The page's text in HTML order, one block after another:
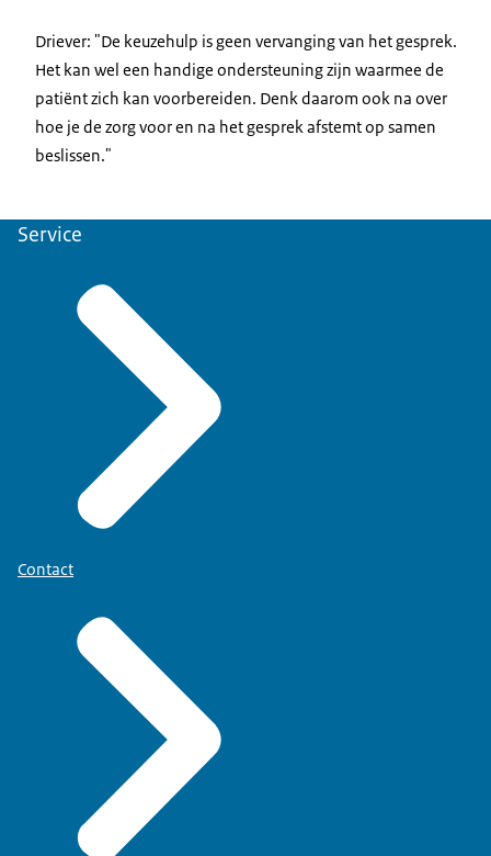
Driever: "De keuzehulp is geen vervanging van het gesprek.
Het kan wel een handige ondersteuning zijn waarmee de
patiënt zich kan voorbereiden. Denk daarom ook na over
hoe je de zorg voor en na het gesprek afstemt op samen
beslissen."
Service
Contact